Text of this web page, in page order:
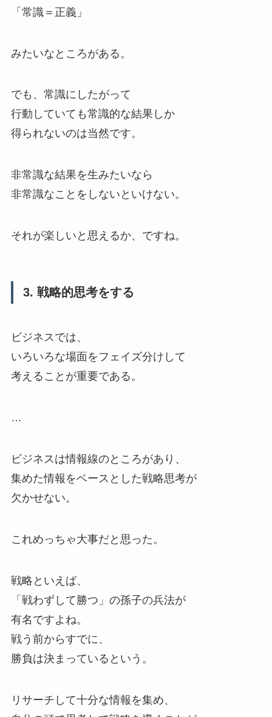
「常識＝正義」
みたいなところがある。
でも、常識にしたがって
行動していても常識的な結果しか
得られないのは当然です。
非常識な結果を生みたいなら
非常識なことをしないといけない。
それが楽しいと思えるか、ですね。
3. 戦略的思考をする
ビジネスでは、
いろいろな場面をフェイズ分けして
考えることが重要である。
…
ビジネスは情報線のところがあり、
集めた情報をベースとした戦略思考が
欠かせない。
これめっちゃ大事だと思った。
戦略といえば、
「戦わずして勝つ」の孫子の兵法が
有名ですよね。
戦う前からすでに、
勝負は決まっているという。
リサーチして十分な情報を集め、